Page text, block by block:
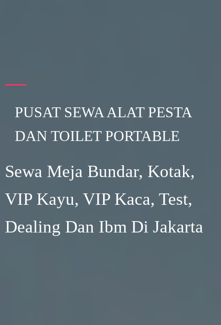
PUSAT SEWA ALAT PESTA
DAN TOILET PORTABLE
Sewa Meja Bundar, Kotak,
VIP Kayu, VIP Kaca, Test,
Dealing Dan Ibm Di Jakarta